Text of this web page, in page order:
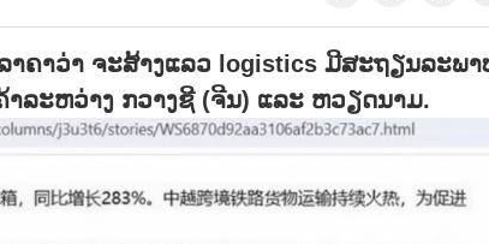
າຄາວ່າ ຈະສ້າງແລວ logistics ມີສະຖຽນລະພາ
ລະຫວ່າງ ກວາງຊີ (ຈີນ) ແລະ ຫວຽດນາມ.